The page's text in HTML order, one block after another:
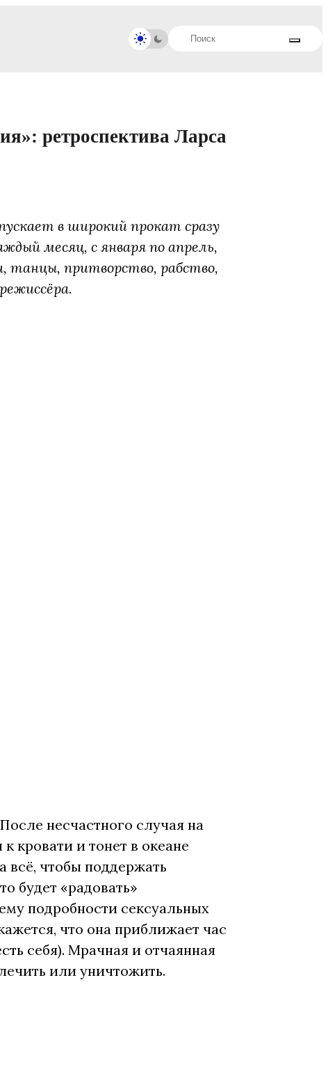
ретроспектива Ларса
в широкий прокат сразу
месяц, с января по апрель,
танцы, притворство, рабство,
несчастного случая на
кровати и тонет в океане
всё, чтобы поддержать
будет «радовать»
подробности сексуальных
что она приближает час
себя). Мрачная и отчаянная
или уничтожить.